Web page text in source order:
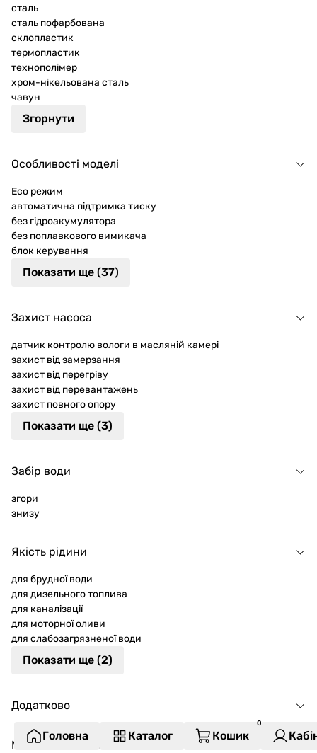
сталь
сталь пофарбована
склопластик
термопластик
технополімер
хром-нікельована сталь
чавун
Згорнути
Особливості моделі
Eco режим
автоматична підтримка тиску
без гідроакумулятора
без поплавкового вимикача
блок керування
Показати ще (37)
Захист насоса
датчик контролю вологи в масляній камері
захист від замерзання
захист від перегріву
захист від перевантажень
захист повного опору
Показати ще (3)
Забір води
згори
знизу
Якість рідини
для брудної води
для дизельного топлива
для каналізації
для моторної оливи
для слабозагрязненої води
Показати ще (2)
Додатково
Механізм насоса
Головна Каталог Кошик